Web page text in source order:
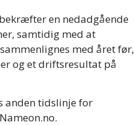
en nedadgående
samtidig med at
med året før,
og et driftsresultat på
anden tidslinje for